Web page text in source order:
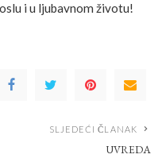
i u ljubavnom životu!
SLJEDEĆI ČLANAK
UVREDA